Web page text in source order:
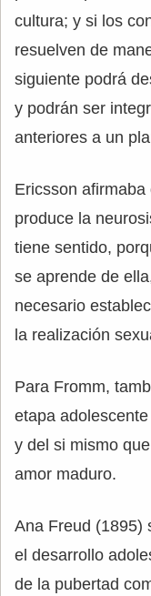
cultura; y si los
resuelven de
siguiente podrá
y podrán ser
anteriores a un
Ericsson
produce la
tiene sentido,
se aprende de
necesario
la realización
Para Fromm,
etapa
y del si mismo
amor maduro.
Ana Freud (1895)
el desarrollo
de la pubertad